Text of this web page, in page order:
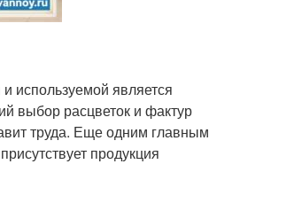
используемой является
выбор расцветок и фактур
труда. Еще одним главным
продукция